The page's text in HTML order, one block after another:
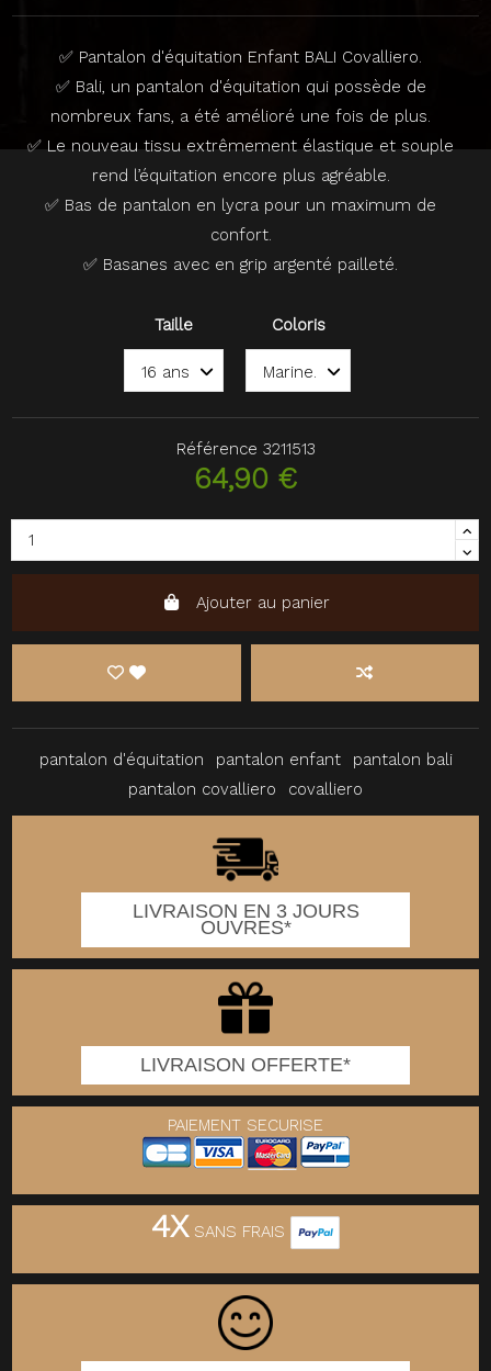
✅ Pantalon d'équitation Enfant BALI Covalliero.
✅ Bali, un pantalon d'équitation qui possède de
nombreux fans, a été amélioré une fois de plus.
✅ Le nouveau tissu extrêmement élastique et souple
rend l’équitation encore plus agréable.
✅ Bas de pantalon en lycra pour un maximum de
confort.
✅ Basanes avec en grip argenté pailleté.
Taille Coloris
Référence 3211513
64,90 €
Ajouter au panier
pantalon d'équitation pantalon enfant
pantalon bali
pantalon covalliero
covalliero
LIVRAISON EN 3 JOURS
OUVRES*
LIVRAISON OFFERTE*
PAIEMENT SECURISE
4XSANS FRAIS